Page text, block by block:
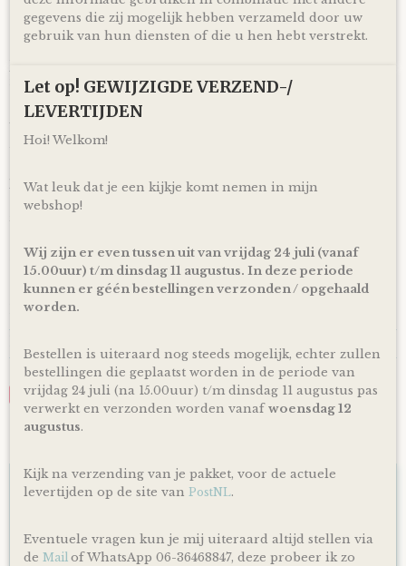
doen!
Ophalen & Verzenden
in Kloosterveen Assen.
Of je laat je bestelling
via PostNL pakketservice inclusief track en trace code!
kan je een eigen wens of berichtje aan de ouders (to be)
achterlaten in het opmerkingen veld bij het bestellen en
zorg ik ervoor dat er een kaartje toegevoegd wordt aan je
*Producten, op voorraad, worden binnen 1-4 werkdagen
door ons verzonden! De dag van levering is afhankelijk van
de dienstregeling van PostNL. Kijk voor de actuele
levertijden en dagen altijd op de site van PostNL.
Save
gegevens die zij mogelijk hebben verzameld door uw
gebruik van hun diensten of die u hen hebt verstrekt.
Let op! GEWIJZIGDE VERZEND-/
LEVERTIJDEN
Hoi! Welkom!
Wat leuk dat je een kijkje komt nemen in mijn
webshop!
Wij zijn er even tussen uit van vrijdag 24 juli (vanaf
15.00uur) t/m dinsdag 11 augustus. In deze periode
kunnen er géén bestellingen verzonden / opgehaald
worden.
Bestellen is uiteraard nog steeds mogelijk, echter zullen
bestellingen die geplaatst worden in de periode van
vrijdag 24 juli (na 15.00uur) t/m dinsdag 11 augustus pas
verwerkt en verzonden worden vanafwoensdag 12
augustus.
Kijk na verzending van je pakket, voor de actuele
levertijden op de site van PostNL.
Eventuele vragen kun je mij uiteraard altijd stellen via
de Mail of WhatsApp 06-36468847, deze probeer ik zo